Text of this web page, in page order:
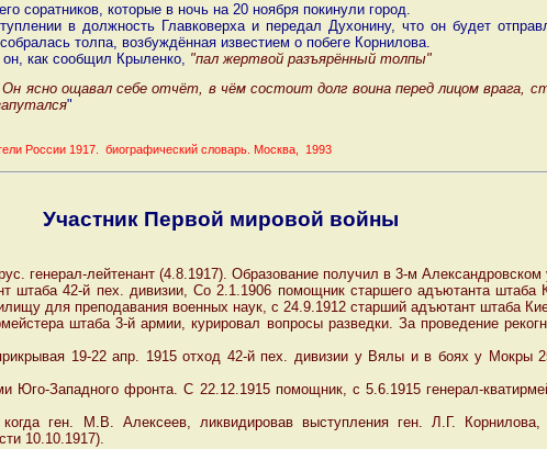
соратников, которые в ночь на 20 ноября покинули город.
в должность Главковерха и передал Духонину, что он будет
толпа, возбуждённая известием о побеге Корнилова.
он, как сообщил Крыленко, "пал жертвой разъярённый толпы"
ясно ощавал себе отчёт, в чём состоит долг воина перед лицом врага,
"
России 1917. биографический словарь. Москва, 1993
Участник Первой мировой войны
генерал-лейтенант (4.8.1917). Образование получил в 3-м
штаба 42-й пех. дивизии, Со 2.1.1906 помощник старшего адъютанта
для преподавания военных наук, с 24.9.1912 старший адъютант штаба
штаба 3-й армии, курировал вопросы разведки. За проведение
19-22 апр. 1915 отход 42-й пех. дивизии у Вялы и в боях у Мокры
Западного фронта. С 22.12.1915 помощник, с 5.6.1915 генерал-
ген. М.В. Алексеев, ликвидировав выступления ген. Л.Г. Корнилова,
10.10.1917).